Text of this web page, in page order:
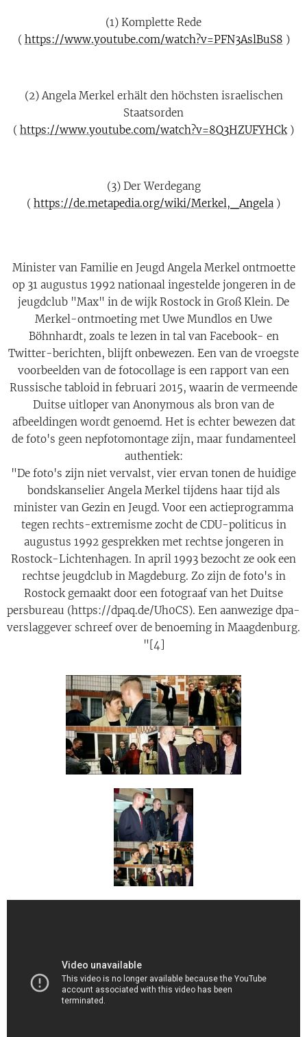
(1) Komplette Rede
( https://www.youtube.com/watch?v=PFN3AslBuS8 )
(2) Angela Merkel erhält den höchsten israelischen
Staatsorden
( https://www.youtube.com/watch?v=8Q3HZUFYHCk)
(3) Der Werdegang
( https://de.metapedia.org/wiki/Merkel,_Angela )
Minister van Familie en Jeugd Angela Merkel ontmoette
op 31 augustus 1992 nationaal ingestelde jongeren in de
jeugdclub "Max" in de wijk Rostock in Groß Klein. De
Merkel-ontmoeting met Uwe Mundlos en Uwe
Böhnhardt, zoals te lezen in tal van Facebook- en
Twitter-berichten, blijft onbewezen. Een van de vroegste
voorbeelden van de fotocollage is een rapport van een
Russische tabloid in februari 2015, waarin de vermeende
Duitse uitloper van Anonymous als bron van de
afbeeldingen wordt genoemd. Het is echter bewezen dat
de foto's geen nepfotomontage zijn, maar fundamenteel
authentiek:
"De foto's zijn niet vervalst, vier ervan tonen de huidige
bondskanselier Angela Merkel tijdens haar tijd als
minister van Gezin en Jeugd. Voor een actieprogramma
tegen rechts-extremisme zocht de CDU-politicus in
augustus 1992 gesprekken met rechtse jongeren in
Rostock-Lichtenhagen. In april 1993 bezocht ze ook een
rechtse jeugdclub in Magdeburg. Zo zijn de foto's in
Rostock gemaakt door een fotograaf van het Duitse
persbureau (https://dpaq.de/Uh0CS). Een aanwezige dpa-
verslaggever schreef over de benoeming in Maagdenburg.
"[4]